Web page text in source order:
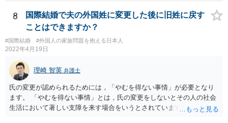
8
国際結婚で夫の外国姓に変更した後に旧姓に戻す
ことはできますか？
#国際結婚 #外国人の家族問題を抱える日本人
2022年4月19日
理崎 智英 弁護士
氏の変更が認められるためには，「やむを得ない事情」が必要となり
ます。 「やむを得ない事情」とは，氏の変更をしないとその人の社会
生活において著しい支障を来す場合をいうとされています。 中国の苗